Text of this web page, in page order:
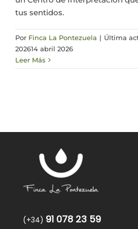
tus sentidos.
Por Finca La Pontezuela | Última
202614 abril 2026
Leer Más
(+34) 91 078 23 59